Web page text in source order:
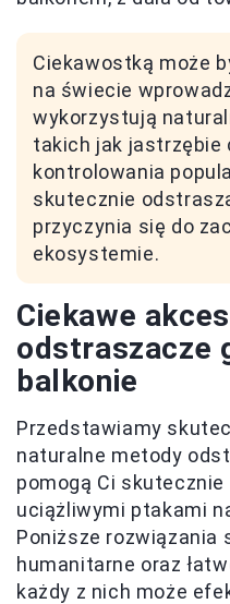
Ciekawostką może
na świecie
wykorzystują
takich jak jastrzębie
kontrolowania
skutecznie
przyczynia się do
ekosystemie.
Ciekawe
odstraszacze
balkonie
Przedstawiamy
naturalne metody
pomogą Ci
uciążliwymi ptakami
Poniższe rozwiązania
humanitarne oraz
każdy z nich może